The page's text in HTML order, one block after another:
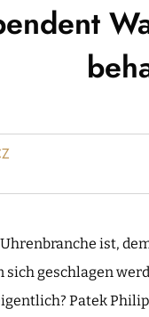
ist,
sich geschlagen
Patek